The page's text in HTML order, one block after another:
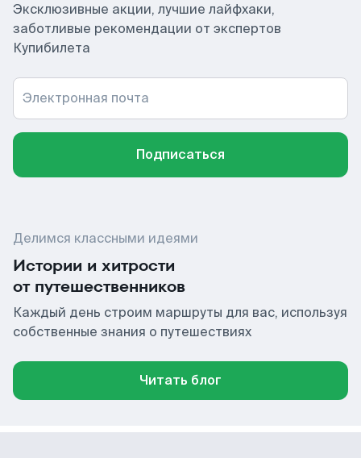
Эксклюзивные акции, лучшие лайфхаки,
заботливые рекомендации от экспертов
Купибилета
Электронная почта
Подписаться
Делимся классными идеями
Истории и хитрости
от путешественников
Каждый день строим маршруты для вас, используя
собственные знания о путешествиях
Читать блог